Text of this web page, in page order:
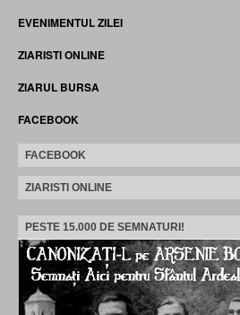
EVENIMENTUL ZILEI
ZIARISTI ONLINE
ZIARUL BURSA
FACEBOOK
FACEBOOK
ZIARISTI ONLINE
PESTE 15.000 DE SEMNATURI!